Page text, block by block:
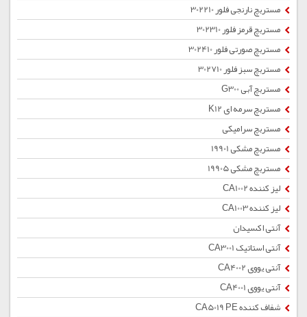
مستربچ نارنجی فلور 302210
مستربچ قرمز فلور 302310
مستربچ صورتی فلور 302410
مستربچ سبز فلور 302710
مستربچ آبی G300
مستربچ سرمه ای K12
مستربچ سرامیکی
مستربچ مشکی 19901
مستربچ مشکی 19905
لیز کننده CA1002
لیز کننده CA1003
آنتی اکسیدان
آنتی استاتیک CA3001
آنتی یووی CA4002
آنتی یووی CA4001
شفاف کننده CA5019 PE